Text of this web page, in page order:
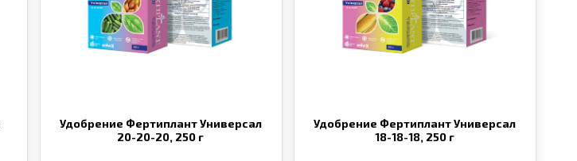
Удобрение Фертиплант Универсал
20-20-20, 250 г
Удобрение Фертиплант Универсал
18-18-18, 250 г